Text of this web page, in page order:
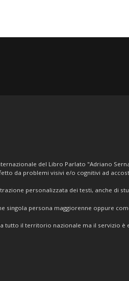
del Libro Parlato "Adriano
da problemi visivi e/o cognitivi ad
personalizzata dei testi, anche di
singola persona maggiorenne oppure
tutto il territorio nazionale ma il servizio è